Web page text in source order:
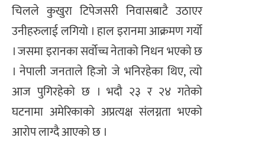
चिलले कुखुरा टिपेजसरी निवासबाटै उठाएर
उनीहरुलाई लगियो । हाल इरानमा आक्रमण गर्यो
। जसमा इरानका सर्वोच्च नेताको निधन भएको छ
। नेपाली जनताले हिजो जे भनिरहेका थिए, त्यो
आज पुगिरहेको छ । भदौ २३ र २४ गतेको
घटनामा अमेरिकाको अप्रत्यक्ष संलग्नता भएको
आरोप लाग्दै आएको छ ।